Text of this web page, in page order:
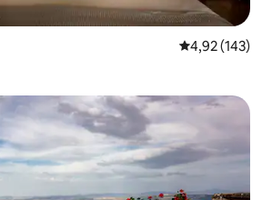
4,92 ud af 5 i
4,92 (143)